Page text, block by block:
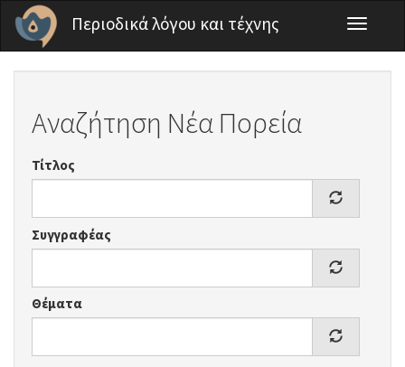
Παράκαμψη προς το κυρίως περιεχόμενο
Περιοδικά λόγου και τέχνης
Toggle
Αναζήτηση Νέα Πορεία
Τίτλος
Συγγραφέας
Θέματα